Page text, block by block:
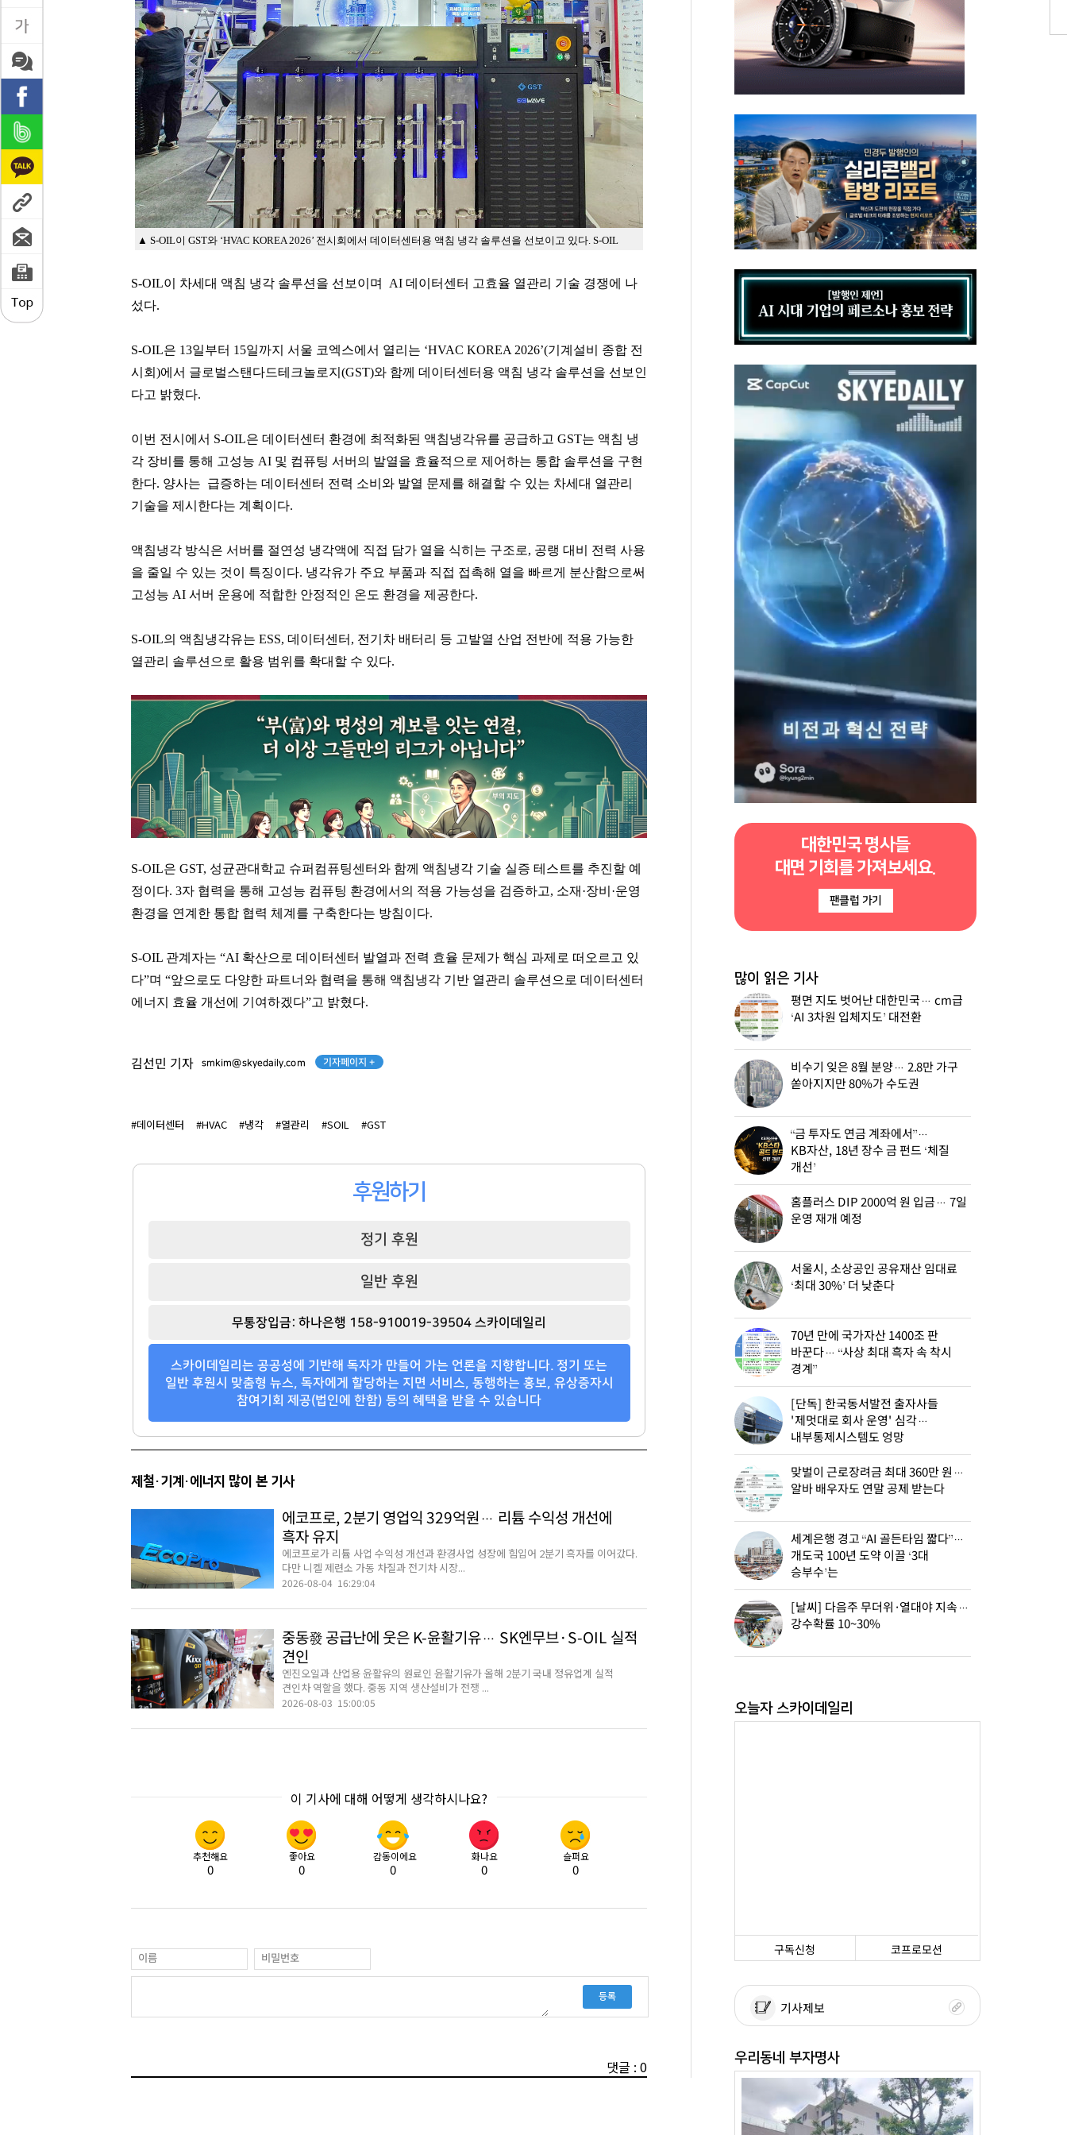
▲ S-OIL이 GST와 ‘HVAC KOREA 2026’ 전시회에서 데이터센터용 액침 냉각 솔루션을 선보이고 있다. S-OIL
S-OIL이 차세대 액침 냉각 솔루션을 선보이며 AI 데이터센터 고효율 열관리 기술 경쟁에 나
섰다.
S-OIL은 13일부터 15일까지 서울 코엑스에서 열리는 ‘HVAC KOREA 2026’(기계설비 종합 전
시회)에서 글로벌스탠다드테크놀로지(GST)와 함께 데이터센터용 액침 냉각 솔루션을 선보인
다고 밝혔다.
이번 전시에서 S-OIL은 데이터센터 환경에 최적화된 액침냉각유를 공급하고 GST는 액침 냉
각 장비를 통해 고성능 AI 및 컴퓨팅 서버의 발열을 효율적으로 제어하는 통합 솔루션을 구현
한다. 양사는 급증하는 데이터센터 전력 소비와 발열 문제를 해결할 수 있는 차세대 열관리
기술을 제시한다는 계획이다.
액침냉각 방식은 서버를 절연성 냉각액에 직접 담가 열을 식히는 구조로, 공랭 대비 전력 사용
을 줄일 수 있는 것이 특징이다. 냉각유가 주요 부품과 직접 접촉해 열을 빠르게 분산함으로써
고성능 AI 서버 운용에 적합한 안정적인 온도 환경을 제공한다.
S-OIL의 액침냉각유는 ESS, 데이터센터, 전기차 배터리 등 고발열 산업 전반에 적용 가능한
열관리 솔루션으로 활용 범위를 확대할 수 있다.
팬클럽 참여
S-OIL은 GST, 성균관대학교 슈퍼컴퓨팅센터와 함께 액침냉각 기술 실증 테스트를 추진할 예
정이다. 3자 협력을 통해 고성능 컴퓨팅 환경에서의 적용 가능성을 검증하고, 소재·장비·운영
환경을 연계한 통합 협력 체계를 구축한다는 방침이다.
S-OIL 관계자는 “AI 확산으로 데이터센터 발열과 전력 효율 문제가 핵심 과제로 떠오르고 있
다”며 “앞으로도 다양한 파트너와 협력을 통해 액침냉각 기반 열관리 솔루션으로 데이터센터
에너지 효율 개선에 기여하겠다”고 밝혔다.
김선민 기자 smkim@skyedaily.com 기자페이지 +
#데이터센터 #HVAC #냉각 #열관리 #SOIL #GST
후원하기
정기 후원
일반 후원
무통장입금: 하나은행 158-910019-39504 스카이데일리
스카이데일리는 공공성에 기반해 독자가 만들어 가는 언론을 지향합니다. 정기 또는
일반 후원시 맞춤형 뉴스, 독자에게 할당하는 지면 서비스, 동행하는 홍보, 유상증자시
참여기회 제공(법인에 한함) 등의 혜택을 받을 수 있습니다
제철·기계·에너지 많이 본 기사
에코프로, 2분기 영업익 329억원… 리튬 수익성 개선에
흑자 유지
에코프로가 리튬 사업 수익성 개선과 환경사업 성장에 힘입어 2분기 흑자를 이어갔다.
다만 니켈 제련소 가동 차질과 전기차 시장...
2026-08-04 16:29:04
중동發 공급난에 웃은 K-윤활기유… SK엔무브·S-OIL 실적
견인
엔진오일과 산업용 윤활유의 원료인 윤활기유가 올해 2분기 국내 정유업계 실적
견인차 역할을 했다. 중동 지역 생산설비가 전쟁 ...
2026-08-03 15:00:05
이 기사에 대해 어떻게 생각하시나요?
추천해요
0
좋아요
0
감동이에요
0
화나요
0
슬퍼요
0
등록
댓글 : 0
대한민국 명사들
대면 기회를 가져보세요.
팬클럽 가기
많이 읽은 기사
평면 지도 벗어난 대한민국… cm급
‘AI 3차원 입체지도’ 대전환
비수기 잊은 8월 분양… 2.8만 가구
쏟아지지만 80%가 수도권
“금 투자도 연금 계좌에서”…
KB자산, 18년 장수 금 펀드 ‘체질
개선’
홈플러스 DIP 2000억 원 입금… 7일
운영 재개 예정
서울시, 소상공인 공유재산 임대료
‘최대 30%’ 더 낮춘다
70년 만에 국가자산 1400조 판
바꾼다… “사상 최대 흑자 속 착시
경계”
[단독] 한국동서발전 출자사들
'제멋대로 회사 운영' 심각…
내부통제시스템도 엉망
맞벌이 근로장려금 최대 360만 원…
알바 배우자도 연말 공제 받는다
세계은행 경고 “AI 골든타임 짧다”…
개도국 100년 도약 이끌 ‘3대
승부수’는
[날씨] 다음주 무더위·열대야 지속…
강수확률 10~30%
오늘자 스카이데일리
구독신청 코프로모션
기사제보
우리동네 부자명사